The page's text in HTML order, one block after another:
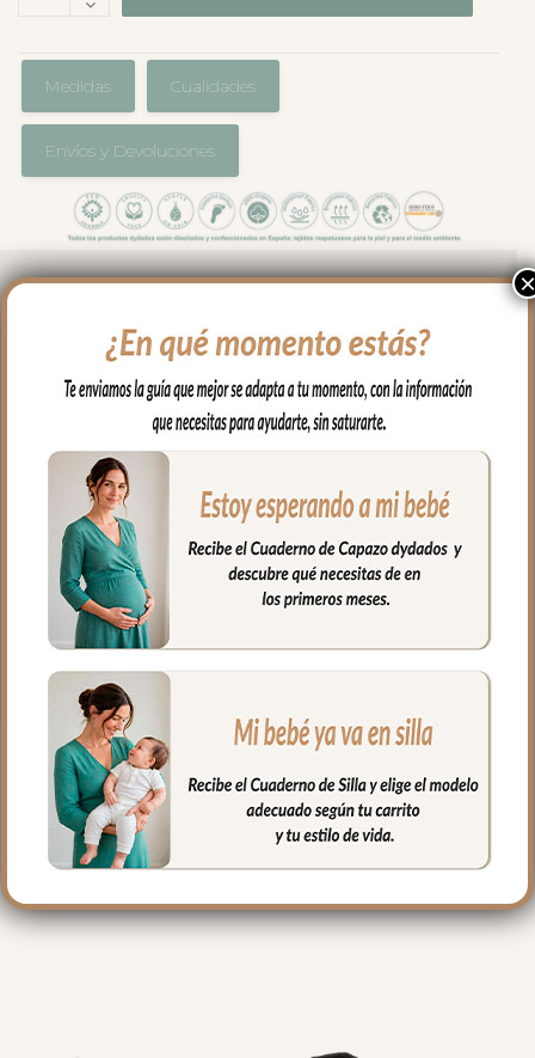
Medidas Cualidades
Envíos y Devoluciones
algodón con el borde a juego con la
colección que hayas elegido para tu
capazo.
Capucha para arropar la cabecita del
bebe en tejido de algodón también a
juego
En una esquina sistema de sujeción, para
que puedas colocar la toalla alrededor de
tu cuello y así tener las manos libres para
coger a tu bebé con tranquilidad.
Medidas: 110x110cm
PRODUCTOS
RELACIONADOS
×